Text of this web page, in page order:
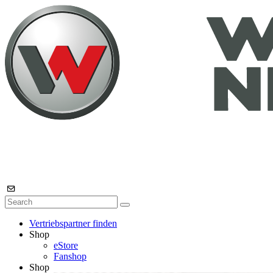
Vertriebspartner finden
Shop
eStore
Fanshop
Shop